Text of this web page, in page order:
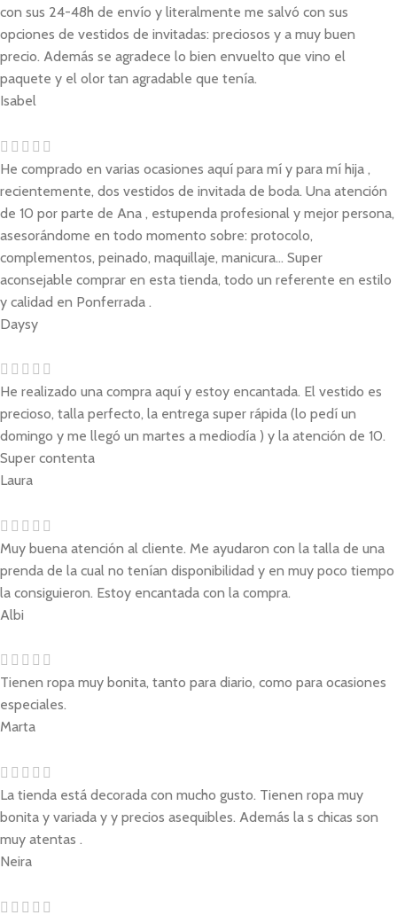
con sus 24-48h de envío y literalmente me salvó con sus
opciones de vestidos de invitadas: preciosos y a muy buen
precio. Además se agradece lo bien envuelto que vino el
paquete y el olor tan agradable que tenía.
Isabel
He comprado en varias ocasiones aquí para mí y para mí hija ,
recientemente, dos vestidos de invitada de boda. Una atención
de 10 por parte de Ana , estupenda profesional y mejor persona,
asesorándome en todo momento sobre: protocolo,
complementos, peinado, maquillaje, manicura... Super
aconsejable comprar en esta tienda, todo un referente en estilo
y calidad en Ponferrada .
Daysy
He realizado una compra aquí y estoy encantada. El vestido es
precioso, talla perfecto, la entrega super rápida (lo pedí un
domingo y me llegó un martes a mediodía ) y la atención de 10.
Super contenta
Laura
Muy buena atención al cliente. Me ayudaron con la talla de una
prenda de la cual no tenían disponibilidad y en muy poco tiempo
la consiguieron. Estoy encantada con la compra.
Albi
Tienen ropa muy bonita, tanto para diario, como para ocasiones
especiales.
Marta
La tienda está decorada con mucho gusto. Tienen ropa muy
bonita y variada y y precios asequibles. Además la s chicas son
muy atentas .
Neira